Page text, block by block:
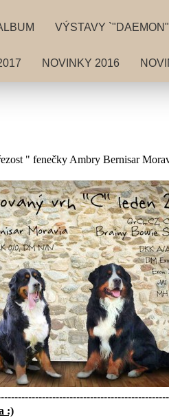
VÝSTAVY `"DAEMON"
NOVINKY 2016
" fenečky Ambry Bernisar
:)